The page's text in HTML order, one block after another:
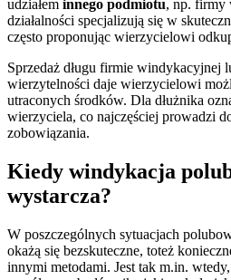
udziałem innego podmiotu, np. firmy
działalności specjalizują się w
często proponując wierzycielowi
Sprzedaż długu firmie windykacyjnej
wierzytelności daje wierzycielowi
utraconych środków. Dla dłużnika
wierzyciela, co najczęściej prowadzi
zobowiązania.
Kiedy windykacja
wystarcza?
W poszczególnych sytuacjach
okażą się bezskuteczne, toteż
innymi metodami. Jest tak m.in.